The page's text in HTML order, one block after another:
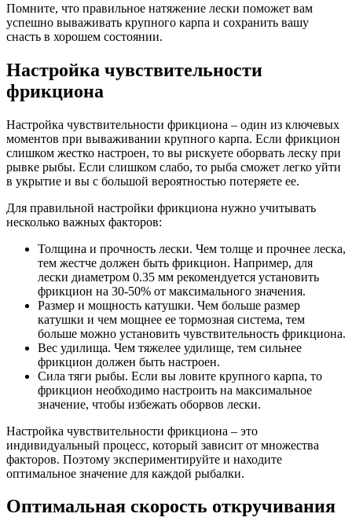
Помните, что правильное натяжение лески поможет вам
успешно вываживать крупного карпа и сохранить вашу
снасть в хорошем состоянии.
Настройка чувствительности
фрикциона
Настройка чувствительности фрикциона – один из ключевых
моментов при вываживании крупного карпа. Если фрикцион
слишком жестко настроен, то вы рискуете оборвать леску при
рывке рыбы. Если слишком слабо, то рыба сможет легко уйти
в укрытие и вы с большой вероятностью потеряете ее.
Для правильной настройки фрикциона нужно учитывать
несколько важных факторов:
Толщина и прочность лески. Чем толще и прочнее леска,
тем жестче должен быть фрикцион. Например, для
лески диаметром 0.35 мм рекомендуется установить
фрикцион на 30-50% от максимального значения.
Размер и мощность катушки. Чем больше размер
катушки и чем мощнее ее тормозная система, тем
больше можно установить чувствительность фрикциона.
Вес удилища. Чем тяжелее удилище, тем сильнее
фрикцион должен быть настроен.
Сила тяги рыбы. Если вы ловите крупного карпа, то
фрикцион необходимо настроить на максимальное
значение, чтобы избежать оборвов лески.
Настройка чувствительности фрикциона – это
индивидуальный процесс, который зависит от множества
факторов. Поэтому экспериментируйте и находите
оптимальное значение для каждой рыбалки.
Оптимальная скорость откручивания